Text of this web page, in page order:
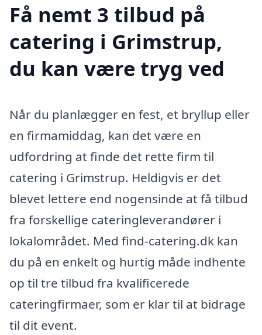
Få nemt 3 tilbud på
catering i Grimstrup,
du kan være tryg ved
Når du planlægger en fest, et bryllup eller
en firmamiddag, kan det være en
udfordring at finde det rette firm til
catering i Grimstrup. Heldigvis er det
blevet lettere end nogensinde at få tilbud
fra forskellige cateringleverandører i
lokalområdet. Med find-catering.dk kan
du på en enkelt og hurtig måde indhente
op til tre tilbud fra kvalificerede
cateringfirmaer, som er klar til at bidrage
til dit event.